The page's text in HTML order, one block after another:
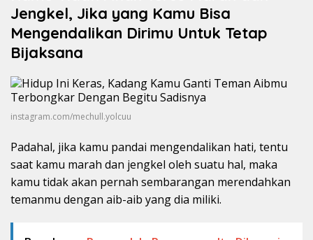
Jengkel, Jika yang Kamu Bisa
Mengendalikan Dirimu Untuk Tetap
Bijaksana
instagram.com/mechull.yolcuu
Padahal, jika kamu pandai mengendalikan hati, tentu
saat kamu marah dan jengkel oleh suatu hal, maka
kamu tidak akan pernah sembarangan merendahkan
temanmu dengan aib-aib yang dia miliki.